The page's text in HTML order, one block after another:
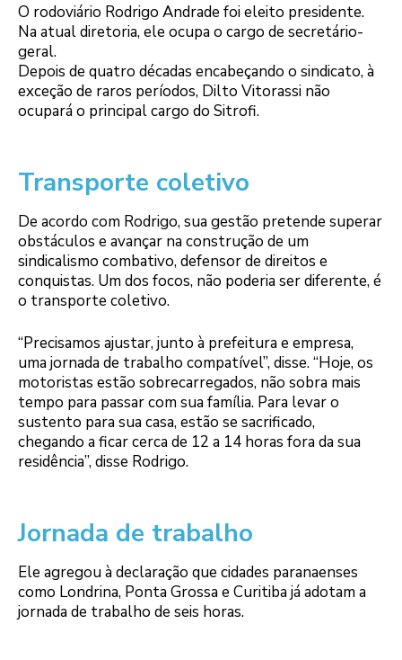
O rodoviário Rodrigo Andrade foi eleito presidente.
Na atual diretoria, ele ocupa o cargo de secretário-
geral.
Depois de quatro décadas encabeçando o sindicato, à
exceção de raros períodos, Dilto Vitorassi não
ocupará o principal cargo do Sitrofi.
Transporte coletivo
De acordo com Rodrigo, sua gestão pretende superar
obstáculos e avançar na construção de um
sindicalismo combativo, defensor de direitos e
conquistas. Um dos focos, não poderia ser diferente, é
o transporte coletivo.
“Precisamos ajustar, junto à prefeitura e empresa,
uma jornada de trabalho compatível”, disse. “Hoje, os
motoristas estão sobrecarregados, não sobra mais
tempo para passar com sua família. Para levar o
sustento para sua casa, estão se sacrificado,
chegando a ficar cerca de 12 a 14 horas fora da sua
residência”, disse Rodrigo.
Jornada de trabalho
Ele agregou à declaração que cidades paranaenses
como Londrina, Ponta Grossa e Curitiba já adotam a
jornada de trabalho de seis horas.